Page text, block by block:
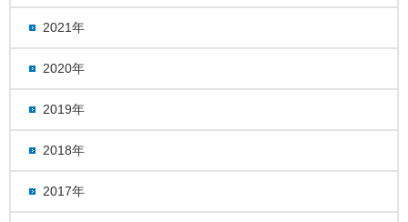
2021年
2020年
2019年
2018年
2017年